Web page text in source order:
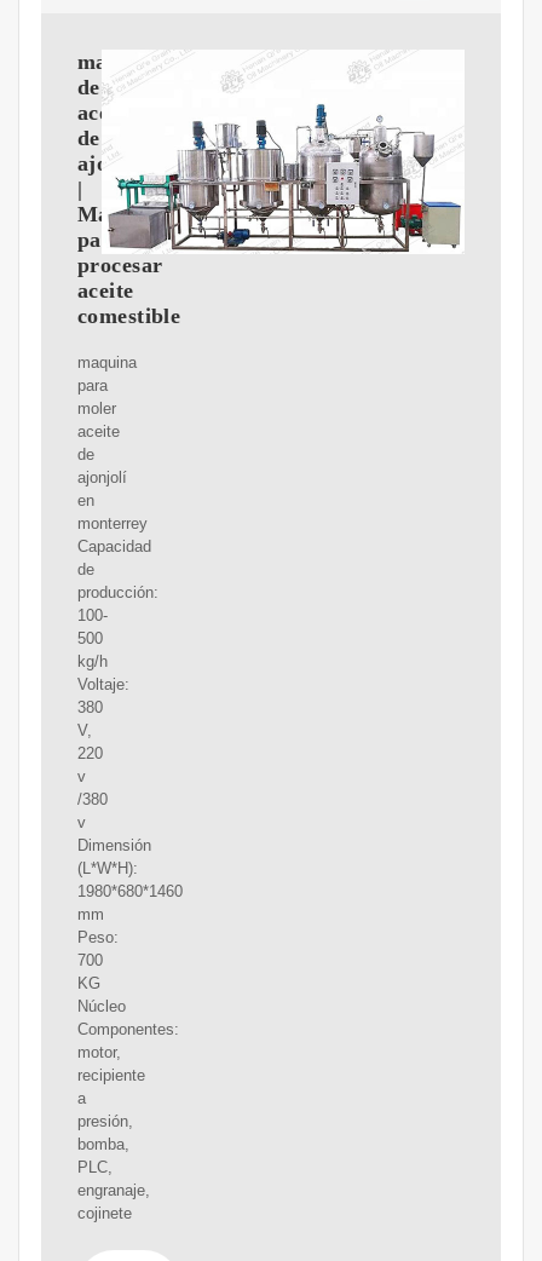
maquina
de
aceite
de
ajonjolí
|
Maquina
para
procesar
aceite
comestible
maquina
para
moler
aceite
de
ajonjolí
en
monterrey
Capacidad
de
producción:
100-
500
kg/h
Voltaje:
380
V,
220
v
/380
v
Dimensión
(L*W*H):
1980*680*1460
mm
Peso:
700
KG
Núcleo
Componentes:
motor,
recipiente
a
presión,
bomba,
PLC,
engranaje,
cojinete